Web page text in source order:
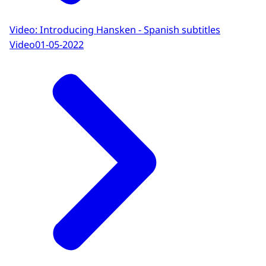
Daher sind Ermittler oft auf diese Experten
angewiesen, um effizient Daten zu
durchsuchen und Beweise zu finden.
wirklich und wissen nicht genau, wonach
sie suchen müssen. Das führt zu
Verzögerungen bei den Ermittlungen.
Unsere Lösung? Hansken
Eine innovative Plattform zur Datenanalyse,
die riesige Datenmengen aufschlussreich,
zugänglich und intuitiv durchsuchbar
macht. Hansken bietet mehrere Vorteile:
Es eignet sich für Benutzer mit
unterschiedlichem Hintergrund, zum
Beispiel Digitalexperten, Analysten und
Video: Introducing Hansken - Spanish subtitles
Video01-05-2022